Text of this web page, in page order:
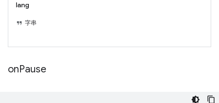
lang
字串
onPause